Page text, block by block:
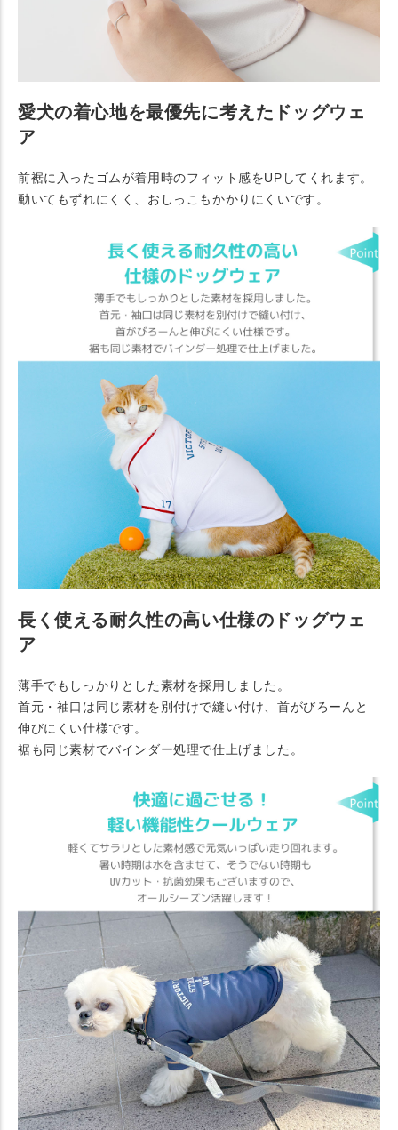
愛犬の着心地を最優先に考えたドッグウェ
ア
前裾に入ったゴムが着用時のフィット感をUPしてくれます。
動いてもずれにくく、おしっこもかかりにくいです。
長く使える耐久性の高い仕様のドッグウェ
ア
薄手でもしっかりとした素材を採用しました。
首元・袖口は同じ素材を別付けで縫い付け、首がびろーんと
伸びにくい仕様です。
裾も同じ素材でバインダー処理で仕上げました。